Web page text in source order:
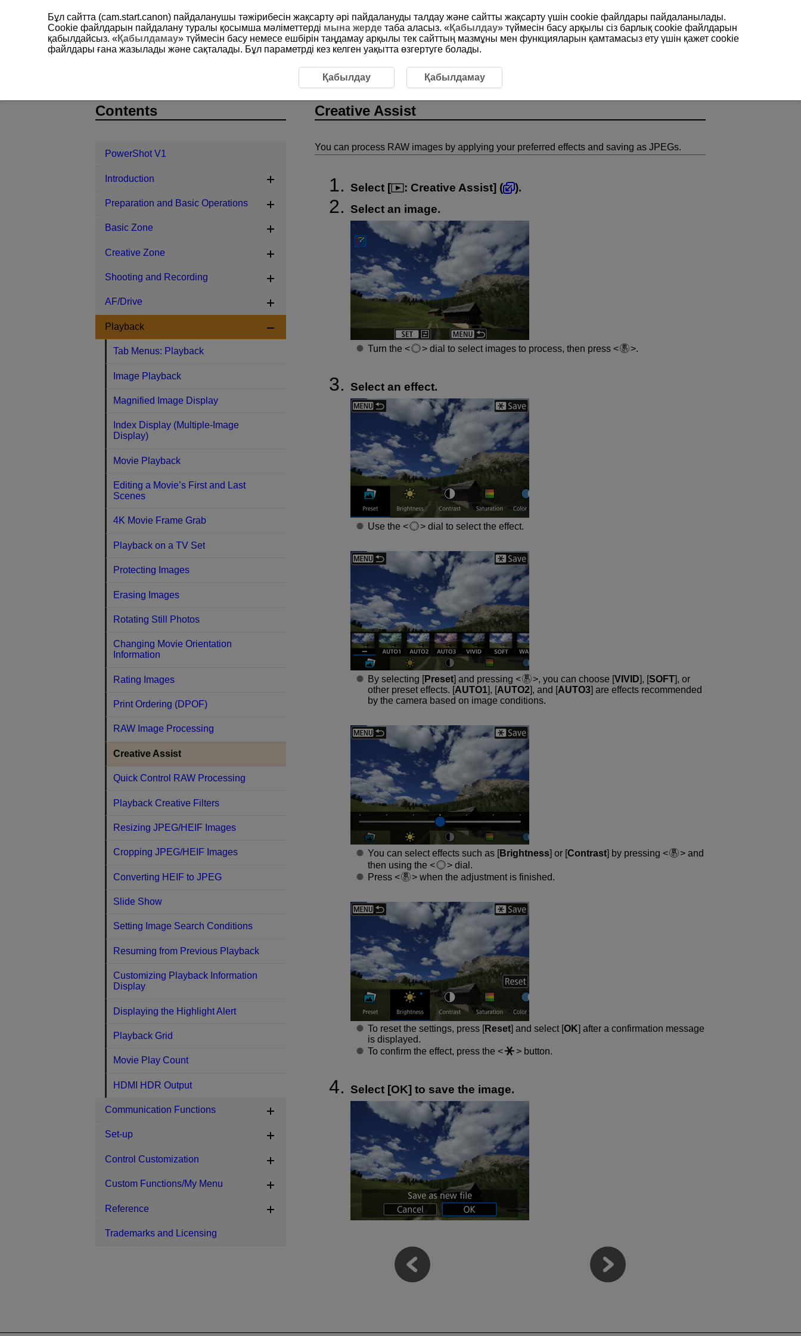
PowerShot V1 Playback Creative Assist
Creative Assist
You can process RAW images by applying your preferred effects and saving as JPEGs.
Select [ : Creative Assist] (
).
Select an image.
Turn the dial to select images to process, then press .
Select an effect.
Use the dial to select the effect.
By selecting [Preset] and pressing , you can choose [VIVID], [SOFT], or
other preset effects. [AUTO1], [AUTO2], and [AUTO3] are effects recommended
by the camera based on image conditions.
You can select effects such as [Brightness] or [Contrast] by pressing
and
then using the
dial.
Press
when the adjustment is finished.
To reset the settings, press [Reset] and select [OK] after a confirmation message
is displayed.
To confirm the effect, press the
button.
Select [OK] to save the image.
Contents
PowerShot V1
Introduction
Preparation and Basic Operations
Basic Zone
Creative Zone
Shooting and Recording
AF/Drive
Playback
Tab Menus: Playback
Image Playback
Magnified Image Display
Index Display (Multiple-Image
Display)
Movie Playback
Editing a Movie’s First and Last
Scenes
4K Movie Frame Grab
Playback on a TV Set
Protecting Images
Erasing Images
Rotating Still Photos
Changing Movie Orientation
Information
Rating Images
Print Ordering (DPOF)
RAW Image Processing
Creative Assist
Quick Control RAW Processing
Playback Creative Filters
Resizing JPEG/HEIF Images
Cropping JPEG/HEIF Images
Converting HEIF to JPEG
Slide Show
Setting Image Search Conditions
Resuming from Previous Playback
Customizing Playback Information
Display
Displaying the Highlight Alert
Playback Grid
Movie Play Count
HDMI HDR Output
Communication Functions
Set-up
Control Customization
Custom Functions/My Menu
Reference
Trademarks and Licensing
Бұл сайтта (cam.start.canon) пайдаланушы тәжірибесін жақсарту әрі пайдалануды талдау және сайтты жақсарту үшін сookie файлдары пайдаланылады.
Cookie файлдарын пайдалану туралы қосымша мәліметтерді мына жерде таба аласыз. «Қабылдау» түймесін басу арқылы сіз барлық cookie файлдарын
қабылдайсыз. «Қабылдамау» түймесін басу немесе ешбірін таңдамау арқылы тек сайттың мазмұны мен функцияларын қамтамасыз ету үшін қажет cookie
файлдары ғана жазылады және сақталады. Бұл параметрді кез келген уақытта өзгертуге болады.
Қабылдау Қабылдамау